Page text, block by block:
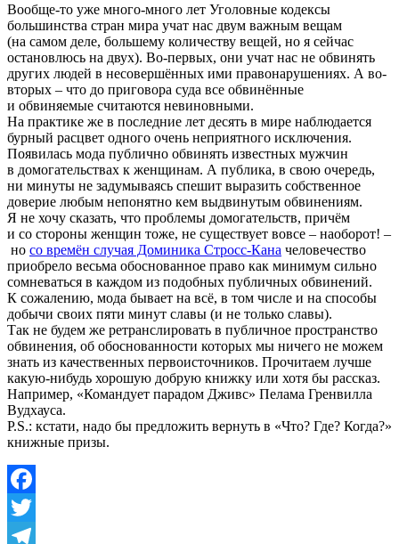
Вообще-то уже много-много лет Уголовные кодексы
большинства стран мира учат нас двум важным вещам
(на самом деле, большему количеству вещей, но я сейчас
остановлюсь на двух). Во-первых, они учат нас не обвинять
других людей в несовершённых ими правонарушениях. А во-
вторых – что до приговора суда все обвинённые
и обвиняемые считаются невиновными.
На практике же в последние лет десять в мире наблюдается
бурный расцвет одного очень неприятного исключения.
Появилась мода публично обвинять известных мужчин
в домогательствах к женщинам. А публика, в свою очередь,
ни минуты не задумываясь спешит выразить собственное
доверие любым непонятно кем выдвинутым обвинениям.
Я не хочу сказать, что проблемы домогательств, причём
и со стороны женщин тоже, не существует вовсе – наоборот! –
но со времён случая Доминика Стросс-Кана человечество
приобрело весьма обоснованное право как минимум сильно
сомневаться в каждом из подобных публичных обвинений.
К сожалению, мода бывает на всё, в том числе и на способы
добычи своих пяти минут славы (и не только славы).
Так не будем же ретранслировать в публичное пространство
обвинения, об обоснованности которых мы ничего не можем
знать из качественных первоисточников. Прочитаем лучше
какую-нибудь хорошую добрую книжку или хотя бы рассказ.
Например, «Командует парадом Дживс» Пелама Гренвилла
Вудхауса.
P.S.: кстати, надо бы предложить вернуть в «Что? Где? Когда?»
книжные призы.
Facebook
Twitter